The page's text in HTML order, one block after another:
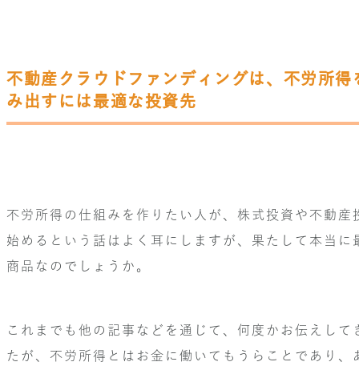
不動産クラウドファンディングは、不労所得
み出すには最適な投資先
不労所得の仕組みを作りたい人が、株式投資や不動産
始めるという話はよく耳にしますが、果たして本当に
商品なのでしょうか。
これまでも他の記事などを通じて、何度かお伝えして
たが、不労所得とはお金に働いてもうらことであり、